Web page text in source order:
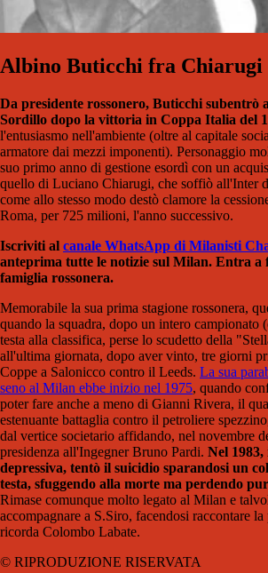
Albino Buticchi fra Chiarugi
Da presidente rossonero, Buticchi subentrò
Sordillo dopo la vittoria in Coppa Italia del
l'entusiasmo nell'ambiente (oltre al capitale
armatore dai mezzi imponenti). Personaggio
suo primo anno di gestione esordì con un
quello di Luciano Chiarugi, che soffiò all'Inter
come allo stesso modo destò clamore la
Roma, per 725 milioni, l'anno successivo.
Iscriviti al canale WhatsApp di Milanisti
anteprima tutte le notizie sul Milan. Entra a
famiglia rossonera.
Memorabile la sua prima stagione rossonera,
quando la squadra, dopo un intero campionato
testa alla classifica, perse lo scudetto della
all'ultima giornata, dopo aver vinto, tre giorni
Coppe a Salonicco contro il Leeds. La sua
seno al Milan ebbe inizio nel 1975, quando
poter fare anche a meno di Gianni Rivera, il
estenuante battaglia contro il petroliere
dal vertice societario affidando, nel novembre
presidenza all'Ingegner Bruno Pardi. Nel
depressiva, tentò il suicidio sparandosi un
testa, sfuggendo alla morte ma perdendo
Rimase comunque molto legato al Milan e
accompagnare a S.Siro, facendosi raccontare
ricorda Colombo Labate.
© RIPRODUZIONE RISERVATA